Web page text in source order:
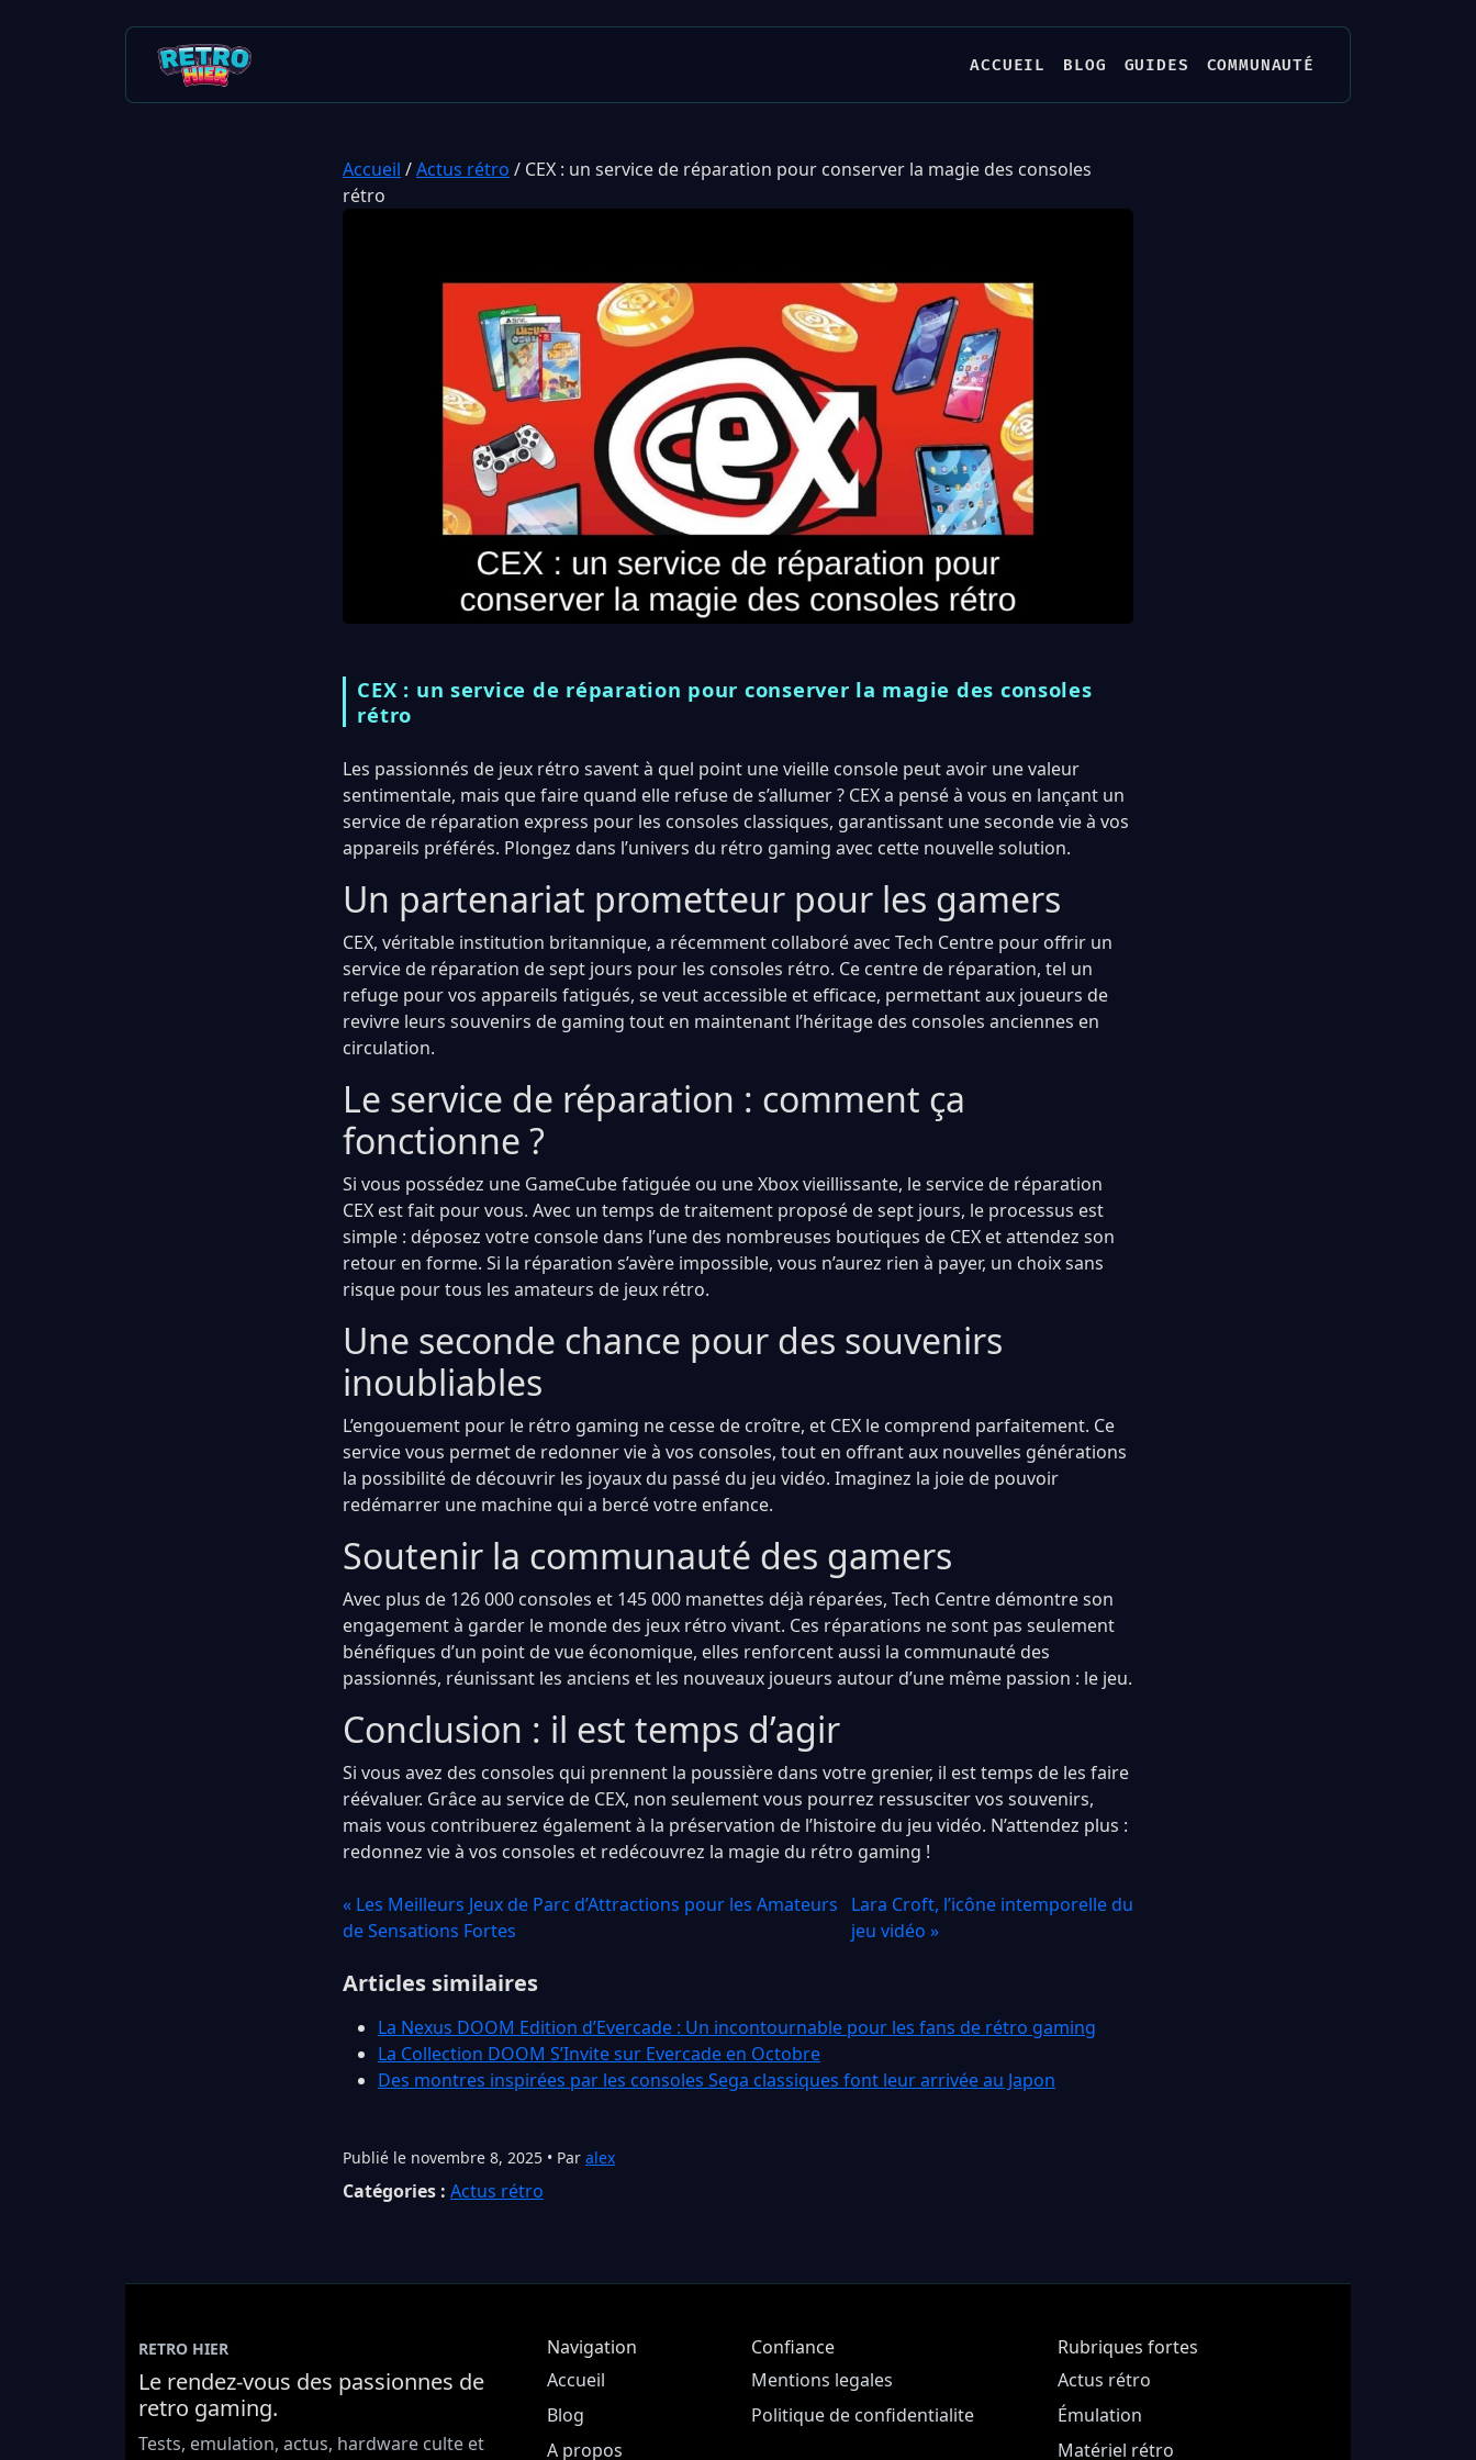
ACCUEIL BLOG GUIDES COMMUNAUTÉ
Accueil /Actus rétro / CEX : un service de réparation pour conserver la magie des consoles
rétro
CEX : un service de réparation pour conserver la magie des consoles
rétro
Les passionnés de jeux rétro savent à quel point une vieille console peut avoir une valeur
sentimentale, mais que faire quand elle refuse de s’allumer ? CEX a pensé à vous en lançant un
service de réparation express pour les consoles classiques, garantissant une seconde vie à vos
appareils préférés. Plongez dans l’univers du rétro gaming avec cette nouvelle solution.
Un partenariat prometteur pour les gamers
CEX, véritable institution britannique, a récemment collaboré avec Tech Centre pour offrir un
service de réparation de sept jours pour les consoles rétro. Ce centre de réparation, tel un
refuge pour vos appareils fatigués, se veut accessible et efficace, permettant aux joueurs de
revivre leurs souvenirs de gaming tout en maintenant l’héritage des consoles anciennes en
circulation.
Le service de réparation : comment ça
fonctionne ?
Si vous possédez une GameCube fatiguée ou une Xbox vieillissante, le service de réparation
CEX est fait pour vous. Avec un temps de traitement proposé de sept jours, le processus est
simple : déposez votre console dans l’une des nombreuses boutiques de CEX et attendez son
retour en forme. Si la réparation s’avère impossible, vous n’aurez rien à payer, un choix sans
risque pour tous les amateurs de jeux rétro.
Une seconde chance pour des souvenirs
inoubliables
L’engouement pour le rétro gaming ne cesse de croître, et CEX le comprend parfaitement. Ce
service vous permet de redonner vie à vos consoles, tout en offrant aux nouvelles générations
la possibilité de découvrir les joyaux du passé du jeu vidéo. Imaginez la joie de pouvoir
redémarrer une machine qui a bercé votre enfance.
Soutenir la communauté des gamers
Avec plus de 126 000 consoles et 145 000 manettes déjà réparées, Tech Centre démontre son
engagement à garder le monde des jeux rétro vivant. Ces réparations ne sont pas seulement
bénéfiques d’un point de vue économique, elles renforcent aussi la communauté des
passionnés, réunissant les anciens et les nouveaux joueurs autour d’une même passion : le jeu.
Conclusion : il est temps d’agir
Si vous avez des consoles qui prennent la poussière dans votre grenier, il est temps de les faire
réévaluer. Grâce au service de CEX, non seulement vous pourrez ressusciter vos souvenirs,
mais vous contribuerez également à la préservation de l’histoire du jeu vidéo. N’attendez plus :
redonnez vie à vos consoles et redécouvrez la magie du rétro gaming !
« Les Meilleurs Jeux de Parc d’Attractions pour les Amateurs
de Sensations Fortes
Lara Croft, l’icône intemporelle du
jeu vidéo »
Articles similaires
La Nexus DOOM Edition d’Evercade : Un incontournable pour les fans de rétro gaming
La Collection DOOM S’Invite sur Evercade en Octobre
Des montres inspirées par les consoles Sega classiques font leur arrivée au Japon
Publié le novembre 8, 2025 • Par alex
Catégories : Actus rétro
RETRO HIER
Le rendez-vous des passionnes de
retro gaming.
Tests, emulation, actus, hardware culte et
Navigation
Accueil
Blog
A propos
Confiance
Mentions legales
Politique de confidentialite
Rubriques fortes
Actus rétro
Émulation
Matériel rétro